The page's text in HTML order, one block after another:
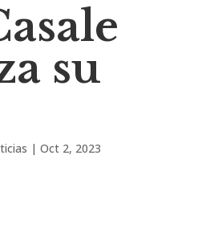
su
| Oct 2, 2023